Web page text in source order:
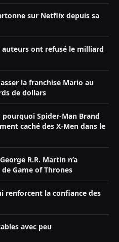
sur Netflix depuis sa
ont refusé le milliard
la franchise Mario au
de dollars
pourquoi Spider-Man Brand
caché des X-Men dans le
R.R. Martin n’a
Game of Thrones
renforcent la confiance des
avec peu